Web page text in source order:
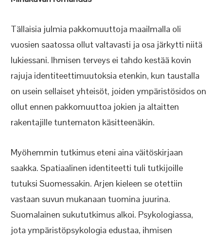
Tällaisia julmia pakkomuuttoja maailmalla oli
vuosien saatossa ollut valtavasti ja osa järkytti niitä
lukiessani. Ihmisen terveys ei tahdo kestää kovin
rajuja identiteettimuutoksia etenkin, kun taustalla
on usein sellaiset yhteisöt, joiden ympäristösidos on
ollut ennen pakkomuuttoa jokien ja altaitten
rakentajille tuntematon käsitteenäkin.
Myöhemmin tutkimus eteni aina väitöskirjaan
saakka. Spatiaalinen identiteetti tuli tutkijoille
tutuksi Suomessakin. Arjen kieleen se otettiin
vastaan suvun mukanaan tuomina juurina.
Suomalainen sukututkimus alkoi. Psykologiassa,
jota ympäristöpsykologia edustaa, ihmisen